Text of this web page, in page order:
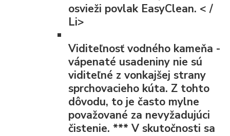
osvieži povlak EasyClean. < /
Li>
Viditeľnosť vodného kameňa -
vápenaté usadeniny nie sú
viditeľné z vonkajšej strany
sprchovacieho kúta. Z tohto
dôvodu, to je často mylne
považované za nevyžadujúci
čistenie. ***V skutočnosti sa